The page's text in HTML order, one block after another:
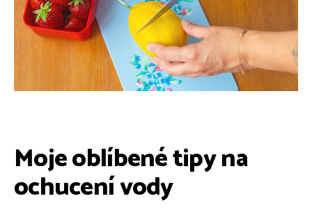
Moje oblíbené tipy na
ochucení vody